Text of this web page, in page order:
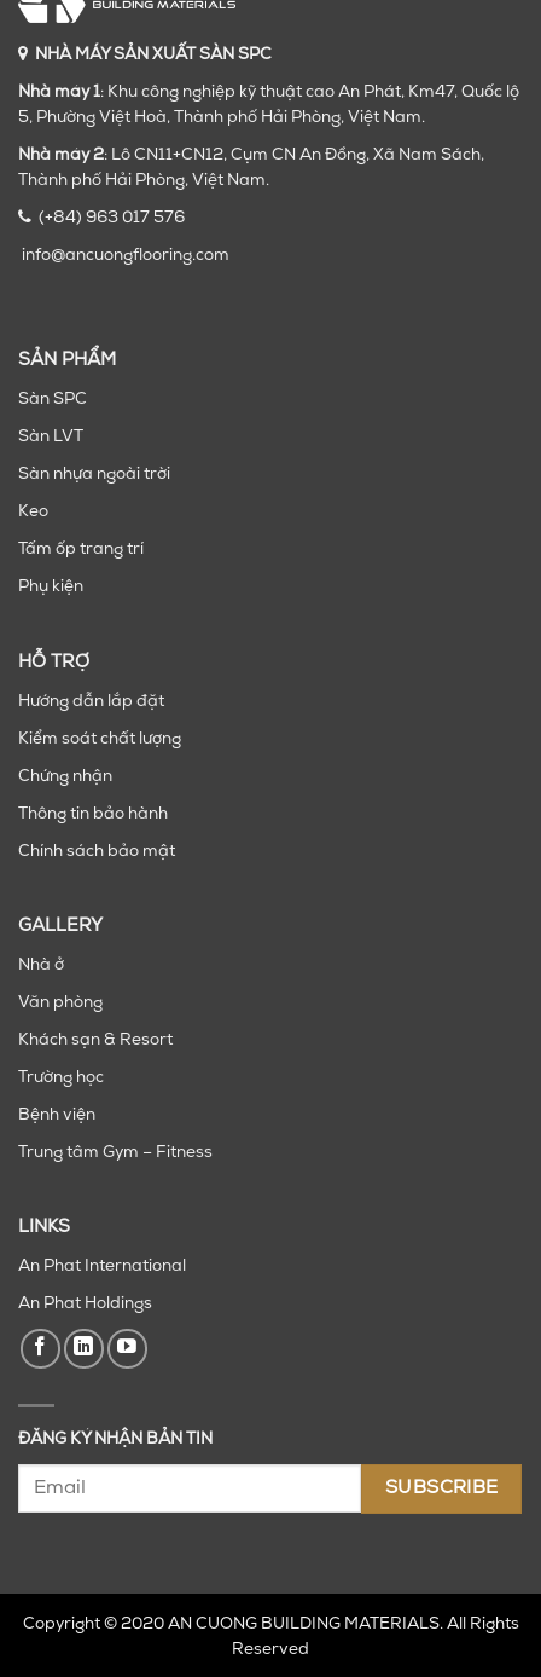
NHÀ MÁY SẢN XUẤT SÀN SPC
Nhà máy 1: Khu công nghiệp kỹ thuật cao An Phát, Km47, Quốc lộ
5, Phường Việt Hoà, Thành phố Hải Phòng, Việt Nam.
Nhà máy 2: Lô CN11+CN12, Cụm CN An Đồng, Xã Nam Sách,
Thành phố Hải Phòng, Việt Nam.
(+84) 963 017 576
info@ancuongflooring.com
SẢN PHẨM
Sàn SPC
Sàn LVT
Sàn nhựa ngoài trời
Keo
Tấm ốp trang trí
Phụ kiện
HỖ TRỢ
Hướng dẫn lắp đặt
Kiểm soát chất lượng
Chứng nhận
Thông tin bảo hành
Chính sách bảo mật
GALLERY
Nhà ở
Văn phòng
Khách sạn & Resort
Trường học
Bệnh viện
Trung tâm Gym – Fitness
LINKS
An Phat International
An Phat Holdings
ĐĂNG KÝ NHẬN BẢN TIN
Copyright © 2020 AN CUONG BUILDING MATERIALS. All Rights
Reserved